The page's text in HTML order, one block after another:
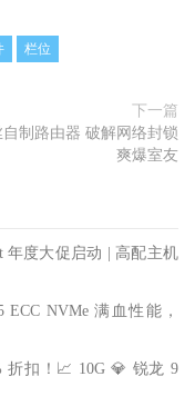
栏位
下一篇
自制路由器 破解网络封锁
爽爆室友
年度大促启动 | 高配主机
NVMe 满血性能，
折扣！📈 10G 💎 锐龙 9